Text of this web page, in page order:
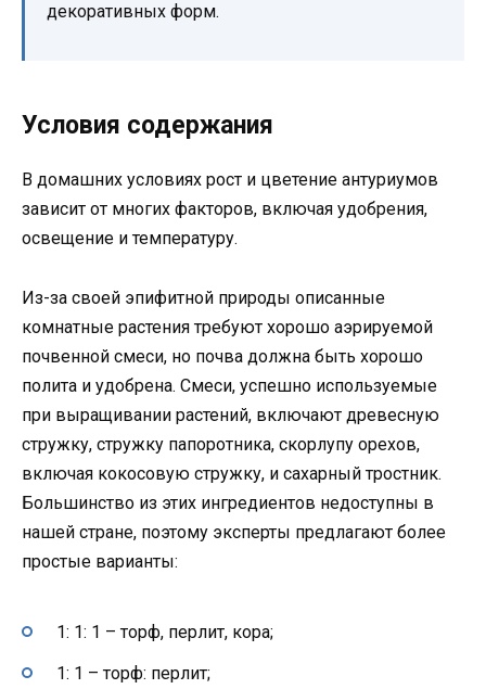
декоративных форм.
Условия содержания
В домашних условиях рост и цветение антуриумов
зависит от многих факторов, включая удобрения,
освещение и температуру.
Из-за своей эпифитной природы описанные
комнатные растения требуют хорошо аэрируемой
почвенной смеси, но почва должна быть хорошо
полита и удобрена. Смеси, успешно используемые
при выращивании растений, включают древесную
стружку, стружку папоротника, скорлупу орехов,
включая кокосовую стружку, и сахарный тростник.
Большинство из этих ингредиентов недоступны в
нашей стране, поэтому эксперты предлагают более
простые варианты:
1: 1: 1 – торф, перлит, кора;
1: 1 – торф: перлит;